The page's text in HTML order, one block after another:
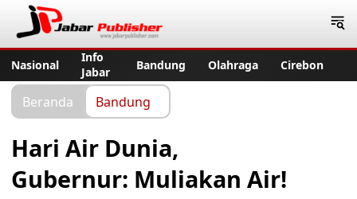
Nasional
Info
Jabar
Bandung Olahraga Cirebon
Beranda Bandung
Hari Air Dunia,
Gubernur: Muliakan Air!